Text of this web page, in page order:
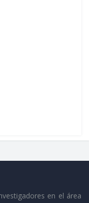
en el área